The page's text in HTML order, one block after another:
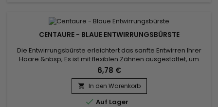
CENTAURE - BLAUE ENTWIRRUNGSBÜRSTE
Die Entwirrungsbürste erleichtert das sanfte Entwirren Ihrer
Haare.&nbsp; Es ist mit flexiblen Zähnen ausgestattet, um
Brüche und Haarverlust beim Entwirren zu reduzieren und
garantiert ein verwirrungsfreies und natürliches Entwirren. Es
ist ideal für alle Haartypen.
6,78 €
 In den Warenkorb
 Auf Lager